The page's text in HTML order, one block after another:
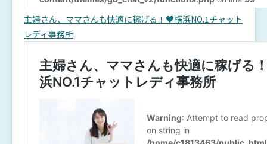
主婦さん、ママさんも快適に稼げる！♥横浜NO.1チャット
レディ事務所